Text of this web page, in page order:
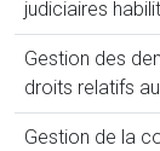
judiciaires
Gestion des
droits relatifs au
Gestion de la